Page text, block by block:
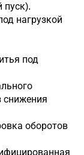
пуск).
нагрузкой
под
снижения
оборотов